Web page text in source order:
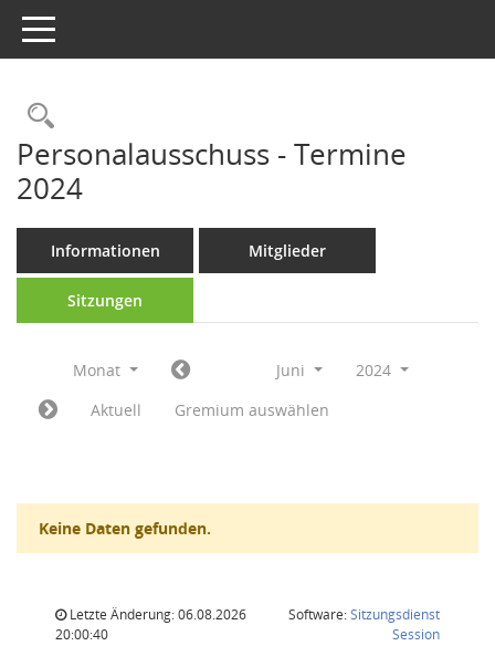
Toggle navigation
Rechercheauswahl
Personalausschuss - Termine
2024
Informationen Mitglieder
Sitzungen
Monat Juni
2024
Aktuell
Gremium auswählen
Keine Daten gefunden.
Letzte Änderung: 06.08.2026
20:00:40
Software:Sitzungsdienst
Session(Wird in